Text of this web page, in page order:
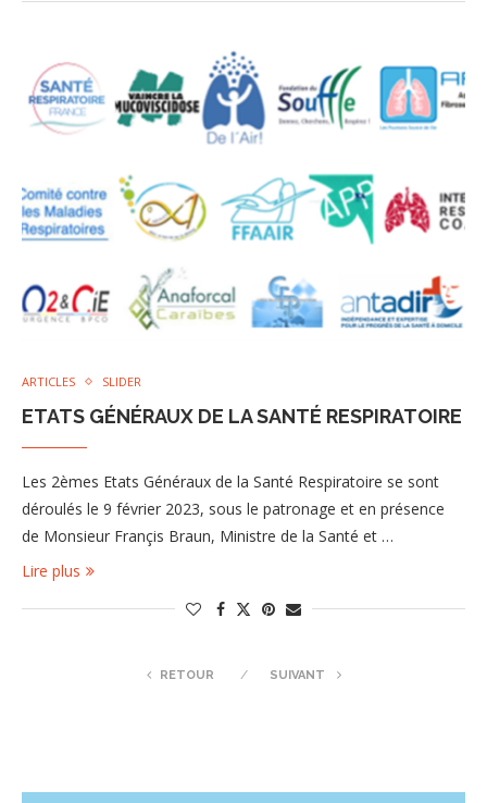
ARTICLES SLIDER
ETATS GÉNÉRAUX DE LA SANTÉ RESPIRATOIRE
Les 2èmes Etats Généraux de la Santé Respiratoire se sont
déroulés le 9 février 2023, sous le patronage et en présence
de Monsieur Françis Braun, Ministre de la Santé et …
Lire plus
RETOUR SUIVANT